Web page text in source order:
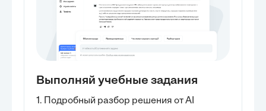
Выполняй учебные задания
1. Подробный разбор решения от AI